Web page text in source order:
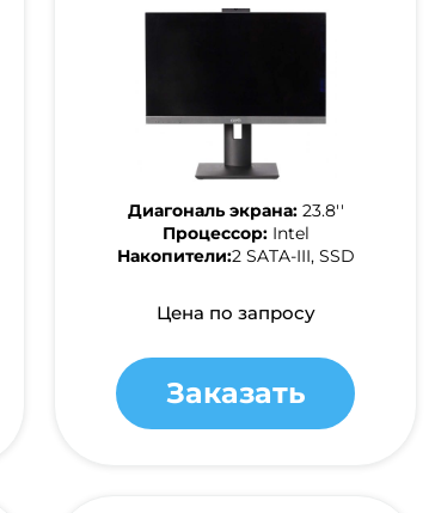
Диагональ экрана:23.8''
Процессор:Intel
Накопители:2 SATA-III, SSD
Цена по запросу
Заказать